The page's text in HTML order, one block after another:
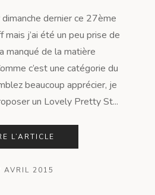
dernier ce 27ème
j’ai été un peu prise de
manqué de la matière
c’est une catégorie du
beaucoup apprécier, je
un Lovely Pretty St...
L’ARTICLE
AVRIL 2015